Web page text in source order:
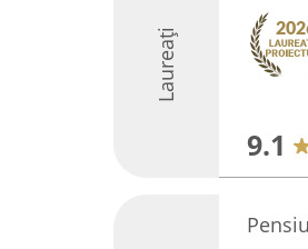
Laureați
9.1